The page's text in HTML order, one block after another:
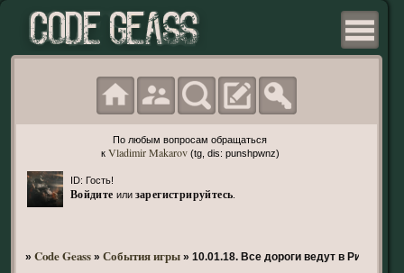
По любым вопросам обращаться
к Vladimir Makarov(tg, dis: punshpwnz)
ID: Гость!
Войдите или зарегистрируйтесь
» Code Geass » События игры » 10.01.18. Все дороги ведут в Рим